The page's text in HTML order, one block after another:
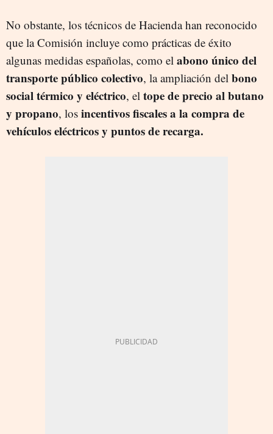
No obstante, los técnicos de Hacienda han reconocido
que la Comisión incluye como prácticas de éxito
algunas medidas españolas, como el abono único del
transporte público colectivo, la ampliación del bono
social térmico y eléctrico, el tope de precio al butano
y propano, los incentivos fiscales a la compra de
vehículos eléctricos y puntos de recarga.